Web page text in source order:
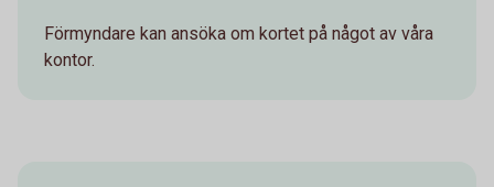
Förmyndare kan ansöka om kortet på något av våra
kontor.